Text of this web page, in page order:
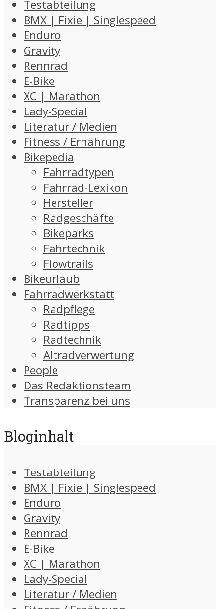
Testabteilung
BMX | Fixie | Singlespeed
Enduro
Gravity
Rennrad
E-Bike
XC | Marathon
Lady-Special
Literatur / Medien
Fitness / Ernährung
Bikepedia
Fahrradtypen
Fahrrad-Lexikon
Hersteller
Radgeschäfte
Bikeparks
Fahrtechnik
Flowtrails
Bikeurlaub
Fahrradwerkstatt
Radpflege
Radtipps
Radtechnik
Altradverwertung
People
Das Redaktionsteam
Transparenz bei uns
Bloginhalt
Testabteilung
BMX | Fixie | Singlespeed
Enduro
Gravity
Rennrad
E-Bike
XC | Marathon
Lady-Special
Literatur / Medien